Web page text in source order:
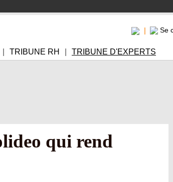
Se
TRIBUNE RH TRIBUNE D'EXPERTS
qui rend